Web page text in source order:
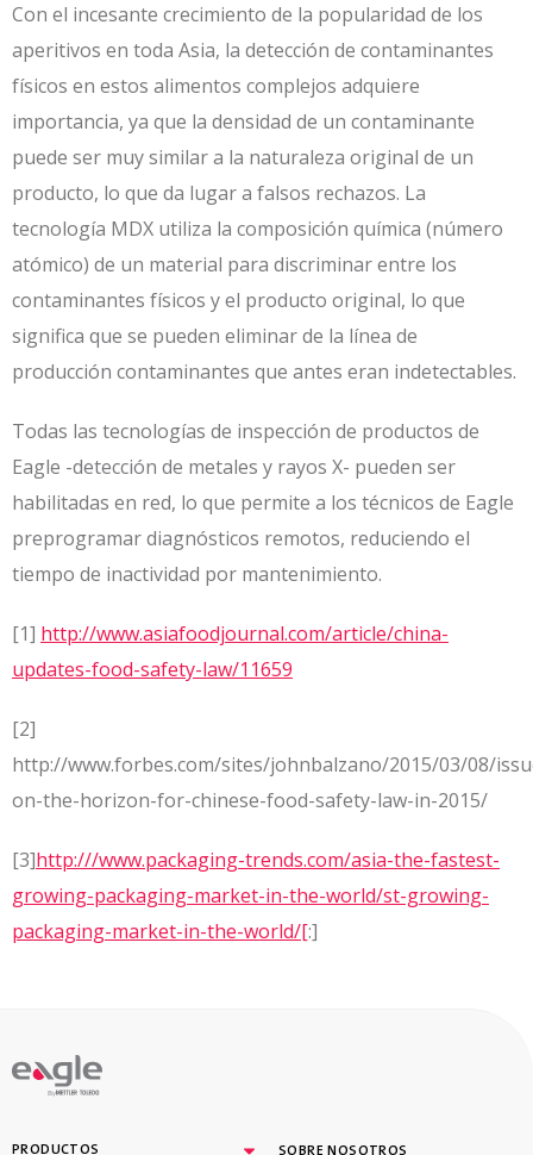
Con el incesante crecimiento de la popularidad de los
aperitivos en toda Asia, la detección de contaminantes
físicos en estos alimentos complejos adquiere
importancia, ya que la densidad de un contaminante
puede ser muy similar a la naturaleza original de un
producto, lo que da lugar a falsos rechazos. La
tecnología MDX utiliza la composición química (número
atómico) de un material para discriminar entre los
contaminantes físicos y el producto original, lo que
significa que se pueden eliminar de la línea de
producción contaminantes que antes eran indetectables.
Todas las tecnologías de inspección de productos de
Eagle -detección de metales y rayos X- pueden ser
habilitadas en red, lo que permite a los técnicos de Eagle
preprogramar diagnósticos remotos, reduciendo el
tiempo de inactividad por mantenimiento.
[1] http://www.asiafoodjournal.com/article/china-
updates-food-safety-law/11659
[2]
http://www.forbes.com/sites/johnbalzano/2015/03/08/
on-the-horizon-for-chinese-food-safety-law-in-2015/
[3]http:///www.packaging-trends.com/asia-the-fastest-
growing-packaging-market-in-the-world/st-growing-
packaging-market-in-the-world/[:]
By
PRODUCTOS SOBRE NOSOTROS